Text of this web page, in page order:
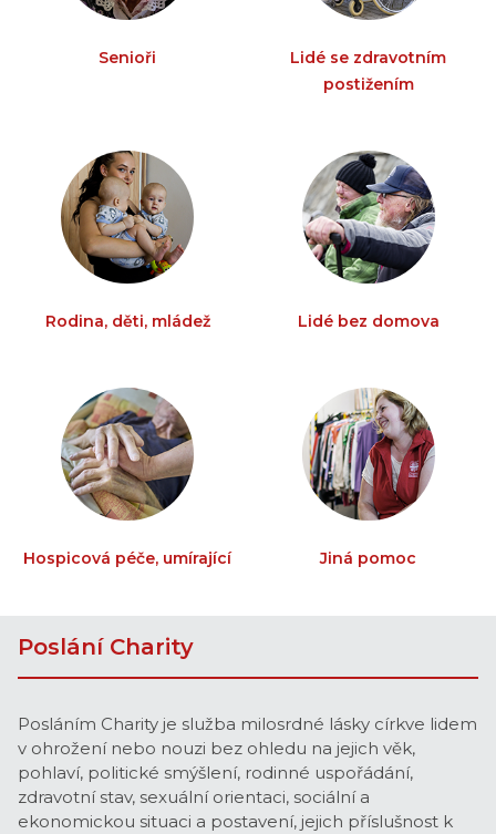
Senioři
Lidé se zdravotním
postižením
Rodina, děti, mládež Lidé bez domova
Hospicová péče, umírající Jiná pomoc
Poslání Charity
Posláním Charity je služba milosrdné lásky církve lidem
v ohrožení nebo nouzi bez ohledu na jejich věk,
pohlaví, politické smýšlení, rodinné uspořádání,
zdravotní stav, sexuální orientaci, sociální a
ekonomickou situaci a postavení, jejich příslušnost k